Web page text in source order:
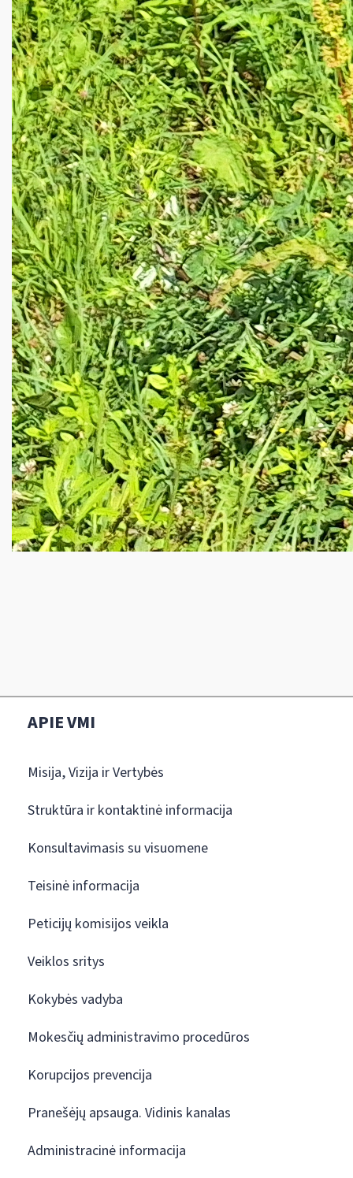
APIE VMI
Misija, Vizija ir Vertybės
Struktūra ir kontaktinė informacija
Konsultavimasis su visuomene
Teisinė informacija
Peticijų komisijos veikla
Veiklos sritys
Kokybės vadyba
Mokesčių administravimo procedūros
Korupcijos prevencija
Pranešėjų apsauga. Vidinis kanalas
Administracinė informacija